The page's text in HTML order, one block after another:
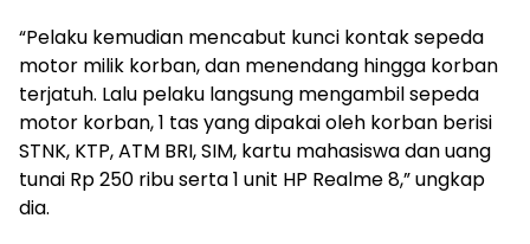
“Pelaku kemudian mencabut kunci kontak sepeda
motor milik korban, dan menendang hingga korban
terjatuh. Lalu pelaku langsung mengambil sepeda
motor korban, 1 tas yang dipakai oleh korban berisi
STNK, KTP, ATM BRI, SIM, kartu mahasiswa dan uang
tunai Rp 250 ribu serta 1 unit HP Realme 8,” ungkap
dia.